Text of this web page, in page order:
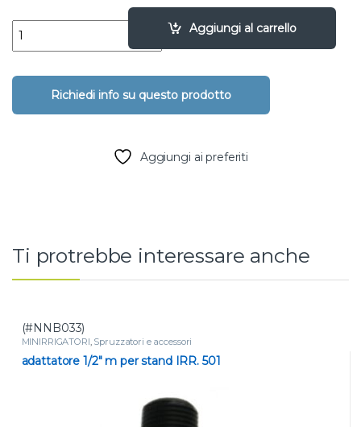
olivetta a baionetta femmina per irrigatore 501 quantity
Aggiungi al carrello
Aggiungi ai preferiti
Ti protrebbe interessare anche
(#NNB033)
MINIRRIGATORI, Spruzzatori e accessori
adattatore 1/2″ m per stand IRR. 501